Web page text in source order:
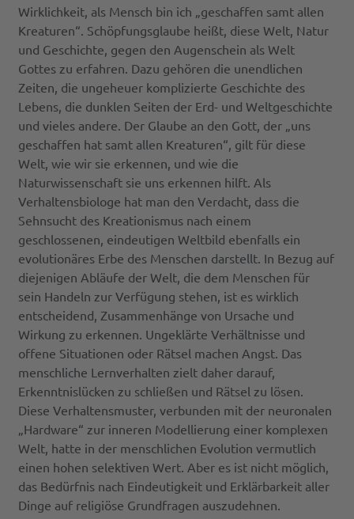
Wirklichkeit, als Mensch bin ich „geschaffen samt allen
Kreaturen“. Schöpfungsglaube heißt, diese Welt, Natur
und Geschichte, gegen den Augenschein als Welt
Gottes zu erfahren. Dazu gehören die unendlichen
Zeiten, die ungeheuer komplizierte Geschichte des
Lebens, die dunklen Seiten der Erd- und Weltgeschichte
und vieles andere. Der Glaube an den Gott, der „uns
geschaffen hat samt allen Kreaturen“, gilt für diese
Welt, wie wir sie erkennen, und wie die
Naturwissenschaft sie uns erkennen hilft. Als
Verhaltensbiologe hat man den Verdacht, dass die
Sehnsucht des Kreationismus nach einem
geschlossenen, eindeutigen Weltbild ebenfalls ein
evolutionäres Erbe des Menschen darstellt. In Bezug auf
diejenigen Abläufe der Welt, die dem Menschen für
sein Handeln zur Verfügung stehen, ist es wirklich
entscheidend, Zusammenhänge von Ursache und
Wirkung zu erkennen. Ungeklärte Verhältnisse und
offene Situationen oder Rätsel machen Angst. Das
menschliche Lernverhalten zielt daher darauf,
Erkenntnislücken zu schließen und Rätsel zu lösen.
Diese Verhaltensmuster, verbunden mit der neuronalen
„Hardware“ zur inneren Modellierung einer komplexen
Welt, hatte in der menschlichen Evolution vermutlich
einen hohen selektiven Wert. Aber es ist nicht möglich,
das Bedürfnis nach Eindeutigkeit und Erklärbarkeit aller
Dinge auf religiöse Grundfragen auszudehnen.